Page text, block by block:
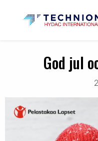
God jul